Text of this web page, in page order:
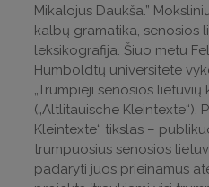
Mikalojus Daukša.”
kalbų gramatika, senosios
leksikografija. Šiuo metu
Humboldtų universitete
„Trumpieji senosios lietuvių
(„Altlitauische Kleintexte“).
Kleintexte“ tikslas –
trumpuosius senosios
padaryti juos prieinamus